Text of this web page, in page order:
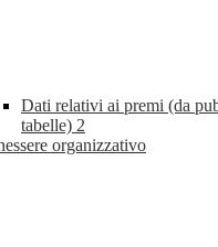
Dati relativi ai premi (da
tabelle) 2
organizzativo